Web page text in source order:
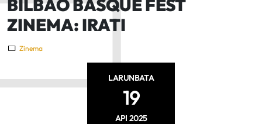
BILBAO BASQUE FEST
ZINEMA: IRATI
Zinema
LARUNBATA
19
API 2025